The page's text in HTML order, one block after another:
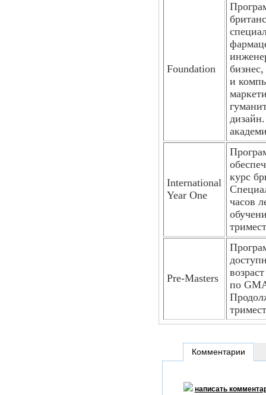
Foundation
и
International
Year One
курс
часов
Pre-Masters
по
Комментарии
написать